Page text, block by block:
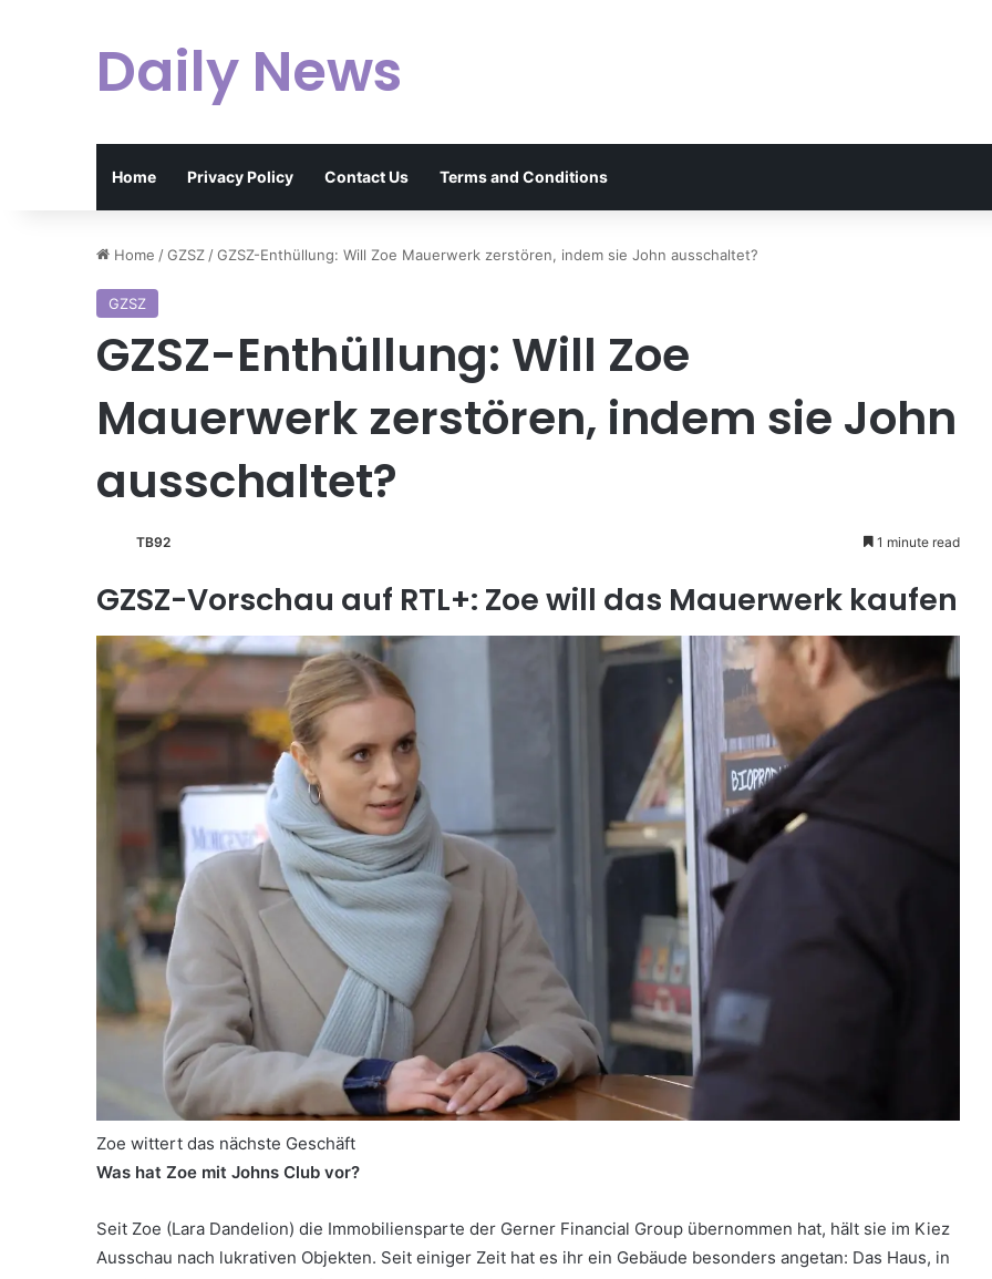
Daily News
Home Privacy Policy Contact Us Terms and Conditions
Home /GZSZ /GZSZ-Enthüllung: Will Zoe Mauerwerk zerstören, indem sie John ausschaltet?
GZSZ
GZSZ-Enthüllung: Will Zoe
Mauerwerk zerstören, indem sie John
ausschaltet?
TB92 1 minute read
GZSZ-Vorschau auf RTL+: Zoe will das Mauerwerk kaufen
Zoe wittert das nächste Geschäft
Was hat Zoe mit Johns Club vor?
Seit Zoe (Lara Dandelion) die Immobiliensparte der Gerner Financial Group übernommen hat, hält sie im Kiez
Ausschau nach lukrativen Objekten. Seit einiger Zeit hat es ihr ein Gebäude besonders angetan: Das Haus, in